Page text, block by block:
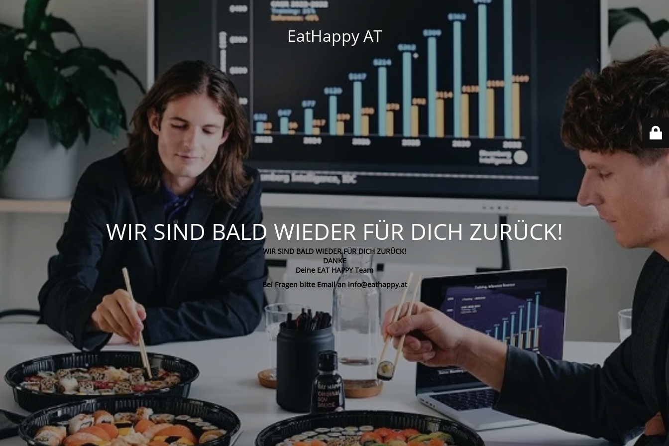
EatHappy AT
WIR SIND BALD WIEDER FÜR DICH ZURÜCK!
WIR SIND BALD WIEDER FÜR DICH ZURÜCK!
DANKE
Deine EAT HAPPY Team
Bei Fragen bitte Email an info@eathappy.at